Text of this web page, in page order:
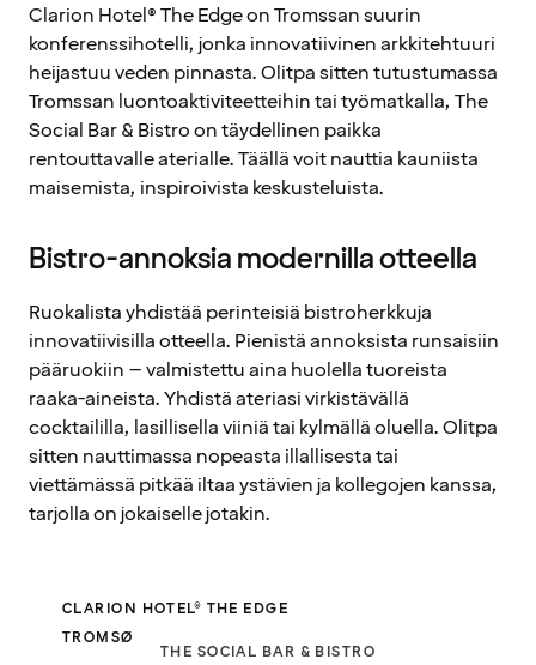
Clarion Hotel® The Edge on Tromssan suurin
konferenssihotelli, jonka innovatiivinen arkkitehtuuri
heijastuu veden pinnasta. Olitpa sitten tutustumassa
Tromssan luontoaktiviteetteihin tai työmatkalla, The
Social Bar & Bistro on täydellinen paikka
rentouttavalle aterialle. Täällä voit nauttia kauniista
maisemista, inspiroivista keskusteluista.
Bistro-annoksia modernilla otteella
Ruokalista yhdistää perinteisiä bistroherkkuja
innovatiivisilla otteella. Pienistä annoksista runsaisiin
pääruokiin – valmistettu aina huolella tuoreista
raaka-aineista. Yhdistä ateriasi virkistävällä
cocktaililla, lasillisella viiniä tai kylmällä oluella. Olitpa
sitten nauttimassa nopeasta illallisesta tai
viettämässä pitkää iltaa ystävien ja kollegojen kanssa,
tarjolla on jokaiselle jotakin.
THE SOCIAL BAR & BISTRO
CLARION HOTEL® THE EDGE
TROMSØ